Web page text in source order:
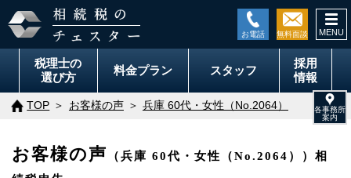
税理士の
選び方
料金プラン スタッフ
採用
情報
TOP お客様の声 兵庫 60代・女性（No.2064）
お客様の声
（兵庫 60代・女性（No.2064））相